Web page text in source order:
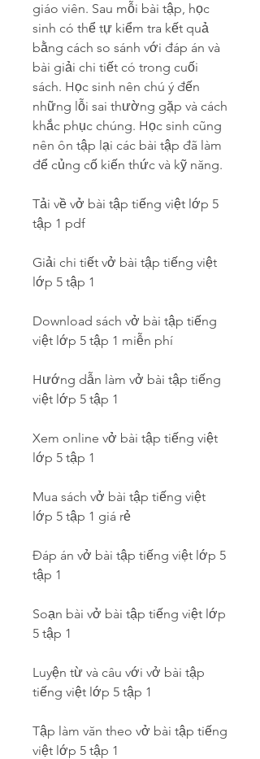
giáo viên. Sau mỗi bài tập, học
sinh có thể tự kiểm tra kết quả
bằng cách so sánh với đáp án và
bài giải chi tiết có trong cuối
sách. Học sinh nên chú ý đến
những lỗi sai thường gặp và cách
khắc phục chúng. Học sinh cũng
nên ôn tập lại các bài tập đã làm
để củng cố kiến thức và kỹ năng.
Tải về vở bài tập tiếng việt lớp 5
tập 1 pdf
Giải chi tiết vở bài tập tiếng việt
lớp 5 tập 1
Download sách vở bài tập tiếng
việt lớp 5 tập 1 miễn phí
Hướng dẫn làm vở bài tập tiếng
việt lớp 5 tập 1
Xem online vở bài tập tiếng việt
lớp 5 tập 1
Mua sách vở bài tập tiếng việt
lớp 5 tập 1 giá rẻ
Đáp án vở bài tập tiếng việt lớp 5
tập 1
Soạn bài vở bài tập tiếng việt lớp
5 tập 1
Luyện từ và câu với vở bài tập
tiếng việt lớp 5 tập 1
Tập làm văn theo vở bài tập tiếng
việt lớp 5 tập 1